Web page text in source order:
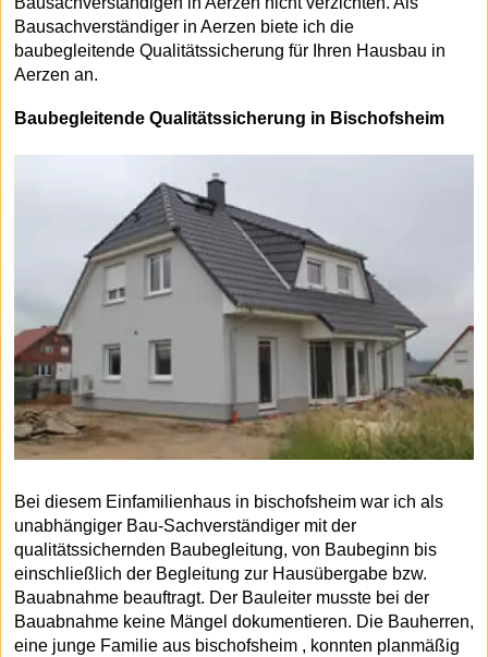
Bausachverständiger in Aerzen biete ich die
baubegleitende Qualitätssicherung für Ihren Hausbau in
Aerzen an.
Baubegleitende Qualitätssicherung in Bischofsheim
Bei diesem Einfamilienhaus in bischofsheim war ich als
unabhängiger Bau-Sachverständiger mit der
qualitätssichernden Baubegleitung, von Baubeginn bis
einschließlich der Begleitung zur Hausübergabe bzw.
Bauabnahme beauftragt. Der Bauleiter musste bei der
Bauabnahme keine Mängel dokumentieren. Die Bauherren,
eine junge Familie aus bischofsheim , konnten planmäßig